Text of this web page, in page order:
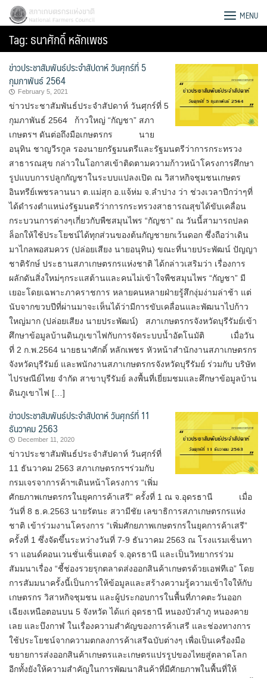
Skip
content
Search
for:
สภาเกษตรกรแห่งชาติ MENU
Tag:ธนาศักดิ์ หลักเพชร
ข่าวประชาสัมพันธ์ประจำสัปดาห์ วันศุกร์ที่ 5
กุมภาพันธ์ 2564
February 5, 2021
ข่าวประชาสัมพันธ์ประจำสัปดาห์ วันศุกร์ที่ 5
กุมภาพันธ์ 2564 ก้าวใหญ่ “กัญชา” สภา
เกษตรฯ ดันต่อถึงมือเกษตรกร นาย
อนุทิน ชาญวีรกูล รองนายกรัฐมนตรีและรัฐมนตรีว่าการกระทรวง
สาธารณสุข กล่าวในโอกาสเข้าติดตามความก้าวหน้าโครงการศึกษา
รูปแบบการปลูกกัญชาในระบบแปลงเปิด ณ วิสาหกิจชุมชนเกษตร
อินทรีย์เพชรลานนา ต.แม่สุก อ.แจ้ห่ม จ.ลำปาง ว่า ช่วงเวลาปีกว่าๆที่
ได้ดำรงตำแหน่งรัฐมนตรีว่าการกระทรวงสาธารณสุขได้ขับเคลื่อน
กระบวนการต่างๆเกี่ยวกับพืชสมุนไพร “กัญชา” ณ วันนี้สามารถปลด
ล็อกให้ใช้ประโยชน์ได้ทุกส่วนของต้นกัญชายกเว้นดอก ซึ่งถือว่าเดิน
มาไกลพอสมควร (ปล่อยเสียง นายอนุทิน) ขณะที่นายประพัฒน์ ปัญญา
ชาติรักษ์ ประธานสภาเกษตรกรแห่งชาติ ได้กล่าวเสริมว่า เรื่องการ
ผลักดันสิ่งใหม่ๆกระแสต้านและคนไม่เข้าใจพืชสมุนไพร “กัญชา” มี
เยอะโดยเฉพาะภาคราชการ หลายคนหลายฝ่ายรู้สึกงุ่มง่ามล่าช้า แต่
นับจากขวบปีที่ผ่านมาจะเห็นได้ว่ามีการขับเคลื่อนและพัฒนาไปก้าว
ใหญ่มาก (ปล่อยเสียง นายประพัฒน์) สภาเกษตรกรจังหวัดบุรีรัมย์เข้า
ศึกษาข้อมูลบ้านดินภูเขาไฟกับการจัดระบบน้ำอัตโนมัติ เมื่อวัน
ที่ 2 ก.พ.2564 นายธนาศักดิ์ หลักเพชร หัวหน้าสำนักงานสภาเกษตรกร
จังหวัดบุรีรัมย์ และพนักงานสภาเกษตรกรจังหวัดบุรีรัมย์ ร่วมกับ บริษัท
ไปรษณีย์ไทย จำกัด สาขาบุรีรัมย์ ลงพื้นที่เยี่ยมชมและศึกษาข้อมูลบ้าน
ดินภูเขาไฟ […]
ข่าวประชาสัมพันธ์ประจำสัปดาห์ วันศุกร์ที่ 11
ธันวาคม 2563
December 11, 2020
ข่าวประชาสัมพันธ์ประจำสัปดาห์ วันศุกร์ที่
11 ธันวาคม 2563 สภาเกษตรกรฯร่วมกับ
กรมเจรจาการค้าฯเดินหน้าโครงการ “เพิ่ม
ศักยภาพเกษตรกรในยุคการค้าเสรี” ครั้งที่ 1 ณ จ.อุดรธานี เมื่อ
วันที่ 8 ธ.ค.2563 นายรัตนะ สวามีชัย เลขาธิการสภาเกษตรกรแห่ง
ชาติ เข้าร่วมงานโครงการ “เพิ่มศักยภาพเกษตรกรในยุคการค้าเสรี”
ครั้งที่ 1 ซึ่งจัดขึ้นระหว่างวันที่ 7-9 ธันวาคม 2563 ณ โรงแรมเซ็นทา
รา แอนด์คอนเวนชั่นเซ็นเตอร์ จ.อุดรธานี และเป็นวิทยากรร่วม
สัมมนาเรื่อง “ชี้ช่องรวยรุกตลาดส่งออกสินค้าเกษตรด้วยเอฟทีเอ” โดย
การสัมมนาครั้งนี้เป็นการให้ข้อมูลและสร้างความรู้ความเข้าใจให้กับ
เกษตรกร วิสาหกิจชุมชน และผู้ประกอบการในพื้นที่ภาคตะวันออก
เฉียงเหนือตอนบน 5 จังหวัด ได้แก่ อุดรธานี หนองบัวลำภู หนองคาย
เลย และบึงกาฬ ในเรื่องความสำคัญของการค้าเสรี และช่องทางการ
ใช้ประโยชน์จากความตกลงการค้าเสรีฉบับต่างๆ เพื่อเป็นเครื่องมือ
ขยายการส่งออกสินค้าเกษตรและเกษตรแปรรูปของไทยสู่ตลาดโลก
อีกทั้งยังให้ความสำคัญในการพัฒนาสินค้าที่มีศักยภาพในพื้นที่ให้